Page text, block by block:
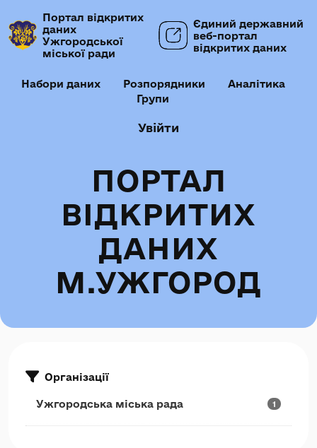
Портал відкритих
даних
Ужгородської
міської ради
Єдиний державний
веб-портал
відкритих даних
Набори даних Розпорядники
Аналітика
Групи
Увійти
ПОРТАЛ
ВІДКРИТИХ
ДАНИХ
М.УЖГОРОД
Організації
Ужгородська міська рада 1